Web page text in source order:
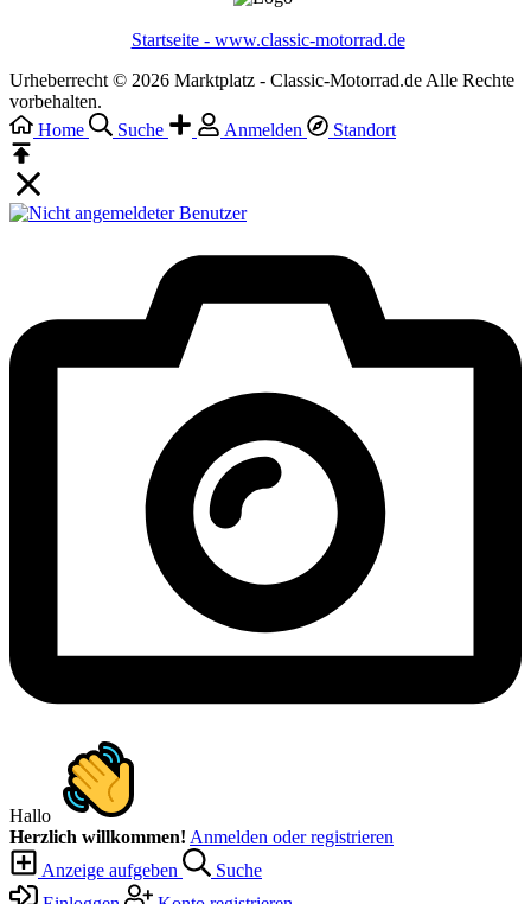
Startseite - www.classic-motorrad.de
Urheberrecht © 2026 Marktplatz - Classic-Motorrad.de Alle Rechte
vorbehalten.
Home
Suche Anmelden Standort
Hallo
Herzlich willkommen! Anmelden oder registrieren
Anzeige aufgeben
Suche